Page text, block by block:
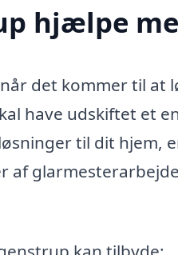
hjælpe
det kommer til at
have udskiftet et
til dit hjem,
af